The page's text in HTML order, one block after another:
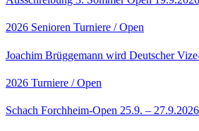
2026 Senioren Turniere / Open
Joachim Brüggemann wird Deutscher
2026 Turniere / Open
Schach Forchheim-Open 25.9. – 27.9.2026